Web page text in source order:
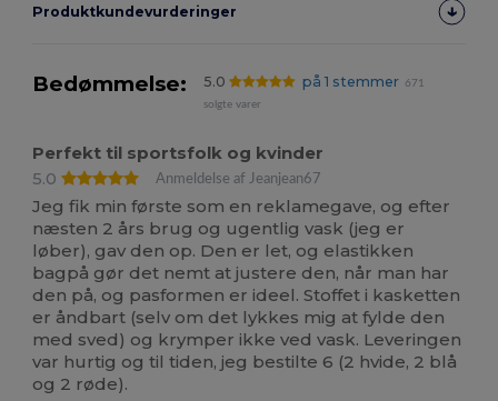
Produktkundevurderinger
Bedømmelse: 5.0 på 1 stemmer
671
solgte varer
Perfekt til sportsfolk og kvinder
5.0
Anmeldelse af Jeanjean67
Jeg fik min første som en reklamegave, og efter
næsten 2 års brug og ugentlig vask (jeg er
løber), gav den op. Den er let, og elastikken
bagpå gør det nemt at justere den, når man har
den på, og pasformen er ideel. Stoffet i kasketten
er åndbart (selv om det lykkes mig at fylde den
med sved) og krymper ikke ved vask. Leveringen
var hurtig og til tiden, jeg bestilte 6 (2 hvide, 2 blå
og 2 røde).